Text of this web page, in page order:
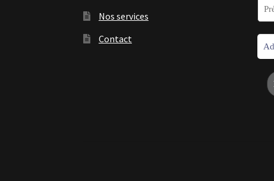
Nos services
Contact